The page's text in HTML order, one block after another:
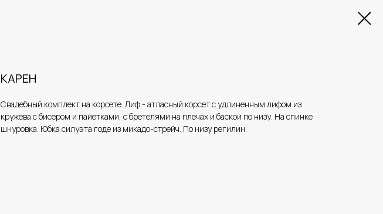
КАРЕН
Свадебный комплект на корсете. Лиф - атласный корсет с удлиненным лифом из
кружева с бисером и пайетками, с бретелями на плечах и баской по низу. На спинке
шнуровка. Юбка силуэта годе из микадо-стрейч. По низу регилин.